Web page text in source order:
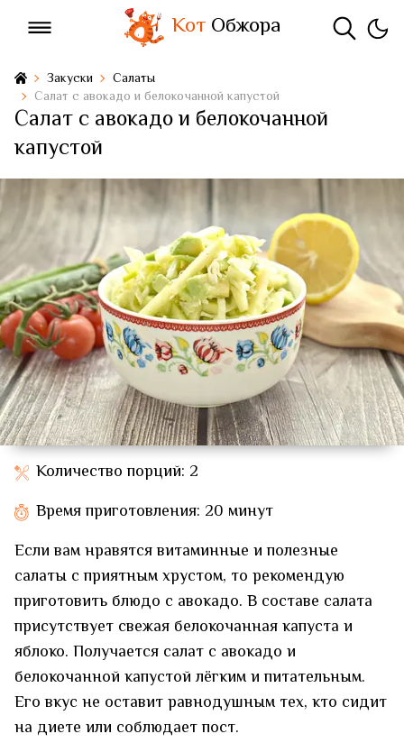
КотОбжора
Закуски
Салаты
Салат с авокадо и белокочанной капустой
Салат с авокадо и белокочанной
капустой
Количество порций: 2
Время приготовления: 20 минут
Если вам нравятся витаминные и полезные
салаты с приятным хрустом, то рекомендую
приготовить блюдо с авокадо. В составе салата
присутствует свежая белокочанная капуста и
яблоко. Получается салат с авокадо и
белокочанной капустой лёгким и питательным.
Его вкус не оставит равнодушным тех, кто сидит
на диете или соблюдает пост.